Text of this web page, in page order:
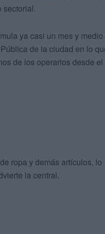
sectorial.
ya casi un mes y medio
de la ciudad en lo
de los operarios desde el
ropa y demás artículos, lo
la central.